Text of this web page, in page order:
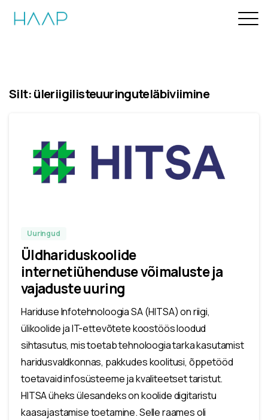
Silt:üleriigilisteuuringuteläbiviimine
Uuringud
Üldhariduskoolide
internetiühenduse võimaluste ja
vajaduste uuring
Hariduse Infotehnoloogia SA (HITSA) on riigi,
ülikoolide ja IT-ettevõtete koostöös loodud
sihtasutus, mis toetab tehnoloogia tarka kasutamist
haridusvaldkonnas, pakkudes koolitusi, õppetööd
toetavaid infosüsteeme ja kvaliteetset taristut.
HITSA üheks ülesandeks on koolide digitaristu
kaasajastamise toetamine. Selle raames oli